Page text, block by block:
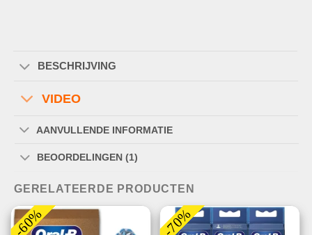
BESCHRIJVING
VIDEO
AANVULLENDE INFORMATIE
BEOORDELINGEN (1)
GERELATEERDE PRODUCTEN
-60% -70%